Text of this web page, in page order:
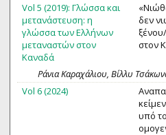
Vol 5 (2019): Γλώσσα και
μετανάστευση: η
γλώσσα των Ελλήνων
μεταναστών στον
Καναδά
δεν
στον
Ράνια Καραχάλιου, Βίλλυ
Vol 6 (2024)
υπό